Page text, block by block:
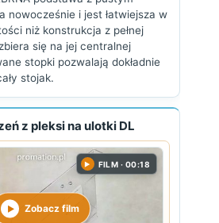
nowocześnie i jest łatwiejsza w
niż konstrukcja z pełnej
się na jej centralnej
stopki pozwalają dokładnie
stojak.
z pleksi na ulotki DL
▶ FILM · 00:18
Zobacz film